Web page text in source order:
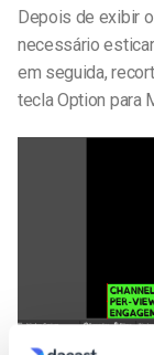
Depois de exibir
necessário
em seguida,
tecla Option para